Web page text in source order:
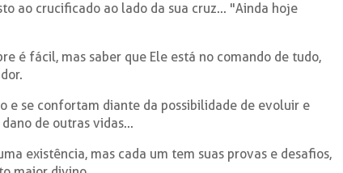
ao crucificado ao lado da sua cruz... "Ainda hoje
é fácil, mas saber que Ele está no comando de tudo,
e se confortam diante da possibilidade de evoluir e
de outras vidas...
existência, mas cada um tem suas provas e desafios,